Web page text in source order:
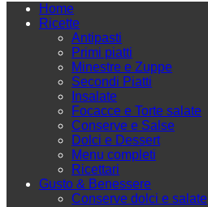
Home
Ricette
Antipasti
Primi piatti
Minestre e Zuppe
Secondi Piatti
Insalate
Focacce e Torte salate
Conserve e Salse
Dolci e Dessert
Menu completi
Ricettari
Gusto & Benessere
Conserve dolci e salate